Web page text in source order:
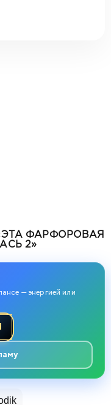
ФАРФОРОВАЯ
2»
— энергией или